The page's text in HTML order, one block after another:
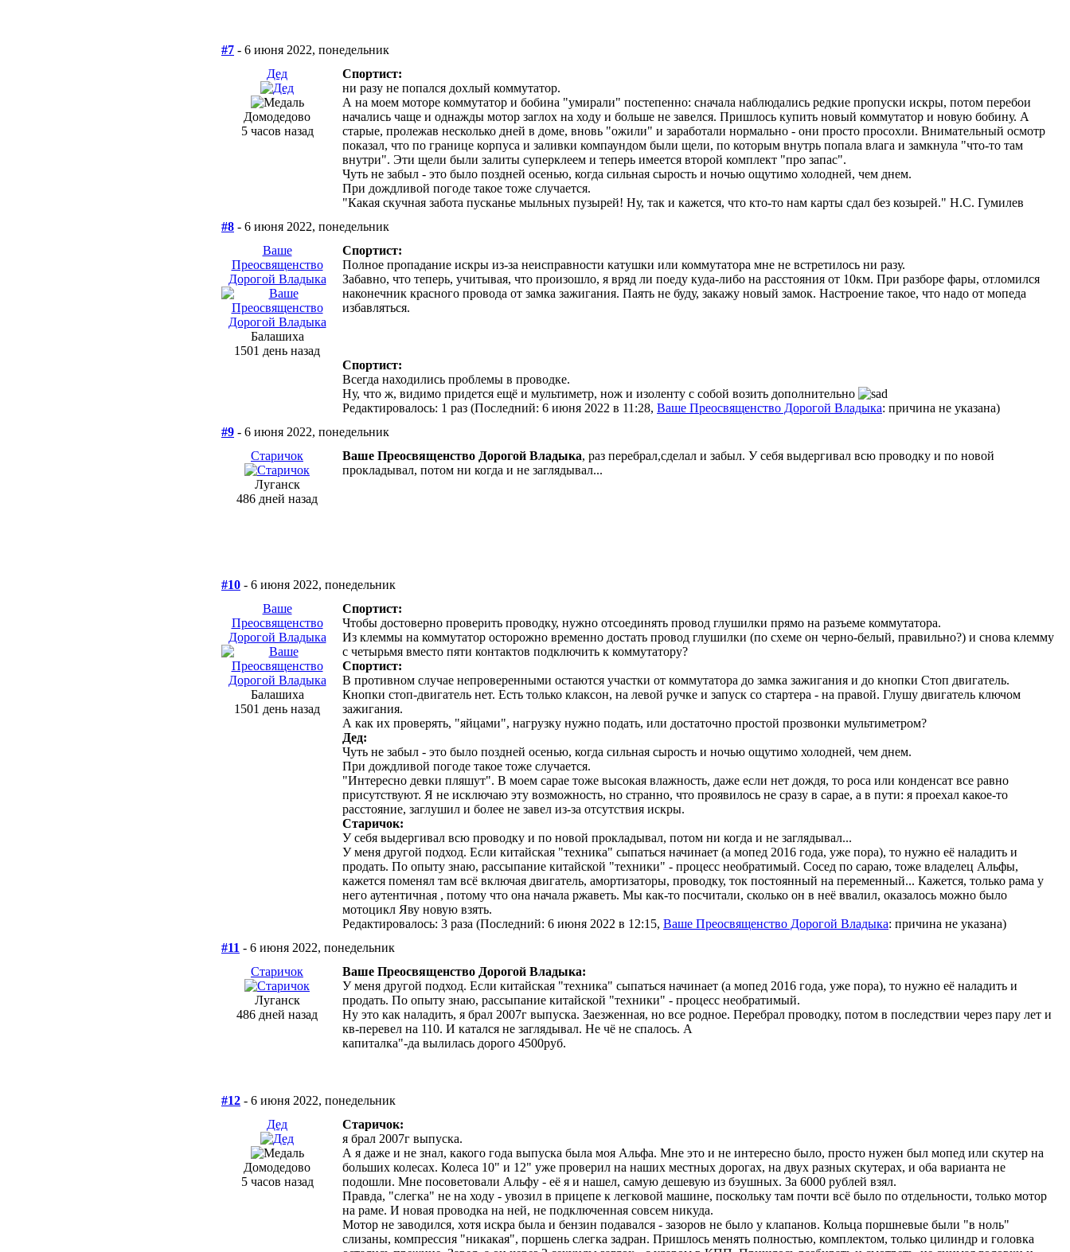
#7 - 6 июня 2022, понедельник
Дед
Домодедово
5 часов назад
Спортист:
ни разу не попался дохлый коммутатор.
А на моем моторе коммутатор и бобина "умирали" постепенно: сначала наблюдались редкие пропуски искры, потом перебои
начались чаще и однажды мотор заглох на ходу и больше не завелся. Пришлось купить новый коммутатор и новую бобину. А
старые, пролежав несколько дней в доме, вновь "ожили" и заработали нормально - они просто просохли. Внимательный осмотр
показал, что по границе корпуса и заливки компаундом были щели, по которым внутрь попала влага и замкнула "что-то там
внутри". Эти щели были залиты суперклеем и теперь имеется второй комплект "про запас".
Чуть не забыл - это было поздней осенью, когда сильная сырость и ночью ощутимо холодней, чем днем.
При дождливой погоде такое тоже случается.
"Какая скучная забота пусканье мыльных пузырей! Ну, так и кажется, что кто-то нам карты сдал без козырей." Н.С. Гумилев
#8 - 6 июня 2022, понедельник
Ваше
Преосвященство
Дорогой Владыка
Балашиха
1501 день назад
Спортист:
Полное пропадание искры из-за неисправности катушки или коммутатора мне не встретилось ни разу.
Забавно, что теперь, учитывая, что произошло, я вряд ли поеду куда-либо на расстояния от 10км. При разборе фары, отломился
наконечник красного провода от замка зажигания. Паять не буду, закажу новый замок. Настроение такое, что надо от мопеда
избавляться.
Спортист:
Всегда находились проблемы в проводке.
Ну, что ж, видимо придется ещё и мультиметр, нож и изоленту с собой возить дополнительно
Редактировалось: 1 раз (Последний: 6 июня 2022 в 11:28, Ваше Преосвященство Дорогой Владыка: причина не указана)
#9 - 6 июня 2022, понедельник
Старичок
Луганск
486 дней назад
Ваше Преосвященство Дорогой Владыка, раз перебрал,сделал и забыл. У себя выдергивал всю проводку и по новой
прокладывал, потом ни когда и не заглядывал...
#10 - 6 июня 2022, понедельник
Ваше
Преосвященство
Дорогой Владыка
Балашиха
1501 день назад
Спортист:
Чтобы достоверно проверить проводку, нужно отсоединять провод глушилки прямо на разъеме коммутатора.
Из клеммы на коммутатор осторожно временно достать провод глушилки (по схеме он черно-белый, правильно?) и снова клемму
с четырьмя вместо пяти контактов подключить к коммутатору?
Спортист:
В противном случае непроверенными остаются участки от коммутатора до замка зажигания и до кнопки Стоп двигатель.
Кнопки стоп-двигатель нет. Есть только клаксон, на левой ручке и запуск со стартера - на правой. Глушу двигатель ключом
зажигания.
А как их проверять, "яйцами", нагрузку нужно подать, или достаточно простой прозвонки мультиметром?
Дед:
Чуть не забыл - это было поздней осенью, когда сильная сырость и ночью ощутимо холодней, чем днем.
При дождливой погоде такое тоже случается.
"Интересно девки пляшут". В моем сарае тоже высокая влажность, даже если нет дождя, то роса или конденсат все равно
присутствуют. Я не исключаю эту возможность, но странно, что проявилось не сразу в сарае, а в пути: я проехал какое-то
расстояние, заглушил и более не завел из-за отсутствия искры.
Старичок:
У себя выдергивал всю проводку и по новой прокладывал, потом ни когда и не заглядывал...
У меня другой подход. Если китайская "техника" сыпаться начинает (а мопед 2016 года, уже пора), то нужно её наладить и
продать. По опыту знаю, рассыпание китайской "техники" - процесс необратимый. Сосед по сараю, тоже владелец Альфы,
кажется поменял там всё включая двигатель, амортизаторы, проводку, ток постоянный на переменный... Кажется, только рама у
него аутентичная , потому что она начала ржаветь. Мы как-то посчитали, сколько он в неё ввалил, оказалось можно было
мотоцикл Яву новую взять.
Редактировалось: 3 раза (Последний: 6 июня 2022 в 12:15, Ваше Преосвященство Дорогой Владыка: причина не указана)
#11 - 6 июня 2022, понедельник
Старичок
Луганск
486 дней назад
Ваше Преосвященство Дорогой Владыка:
У меня другой подход. Если китайская "техника" сыпаться начинает (а мопед 2016 года, уже пора), то нужно её наладить и
продать. По опыту знаю, рассыпание китайской "техники" - процесс необратимый.
Ну это как наладить, я брал 2007г выпуска. Заезженная, но все родное. Перебрал проводку, потом в последствии через пару лет и
кв-перевел на 110. И катался не заглядывал. Не чё не спалось. А
капиталка"-да вылилась дорого 4500руб.
#12 - 6 июня 2022, понедельник
Дед
Домодедово
5 часов назад
Старичок:
я брал 2007г выпуска.
А я даже и не знал, какого года выпуска была моя Альфа. Мне это и не интересно было, просто нужен был мопед или скутер на
больших колесах. Колеса 10" и 12" уже проверил на наших местных дорогах, на двух разных скутерах, и оба варианта не
подошли. Мне посоветовали Альфу - её я и нашел, самую дешевую из бэушных. За 6000 рублей взял.
Правда, "слегка" не на ходу - увозил в прицепе к легковой машине, поскольку там почти всё было по отдельности, только мотор
на раме. И новая проводка на ней, не подключенная совсем никуда.
Мотор не заводился, хотя искра была и бензин подавался - зазоров не было у клапанов. Кольца поршневые были "в ноль"
слизаны, компрессия "никакая", поршень слегка задран. Пришлось менять полностью, комплектом, только цилиндр и головка